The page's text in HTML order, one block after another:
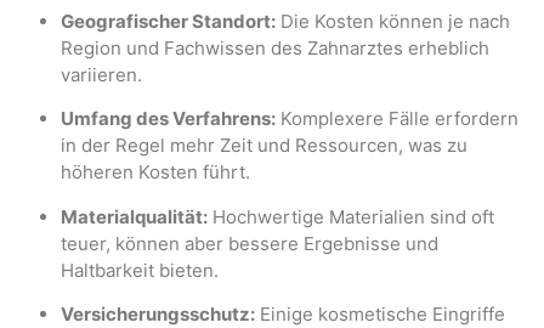
Geografischer Standort: Die Kosten können je nach
Region und Fachwissen des Zahnarztes erheblich
variieren.
Umfang des Verfahrens: Komplexere Fälle erfordern
in der Regel mehr Zeit und Ressourcen, was zu
höheren Kosten führt.
Materialqualität: Hochwertige Materialien sind oft
teuer, können aber bessere Ergebnisse und
Haltbarkeit bieten.
Versicherungsschutz: Einige kosmetische Eingriffe